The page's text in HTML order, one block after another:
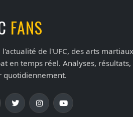
FANS
l'actualité de l'UFC, des arts
en temps réel. Analyses,
quotidiennement.